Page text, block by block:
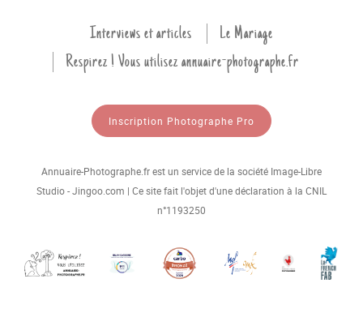
Interviews et articles
Le Mariage
Respirez ! Vous utilisez annuaire-photographe.fr
Inscription Photographe Pro
Annuaire-Photographe.fr est un service de la société Image-Libre
Studio - Jingoo.com | Ce site fait l'objet d'une déclaration à la CNIL
n°1193250